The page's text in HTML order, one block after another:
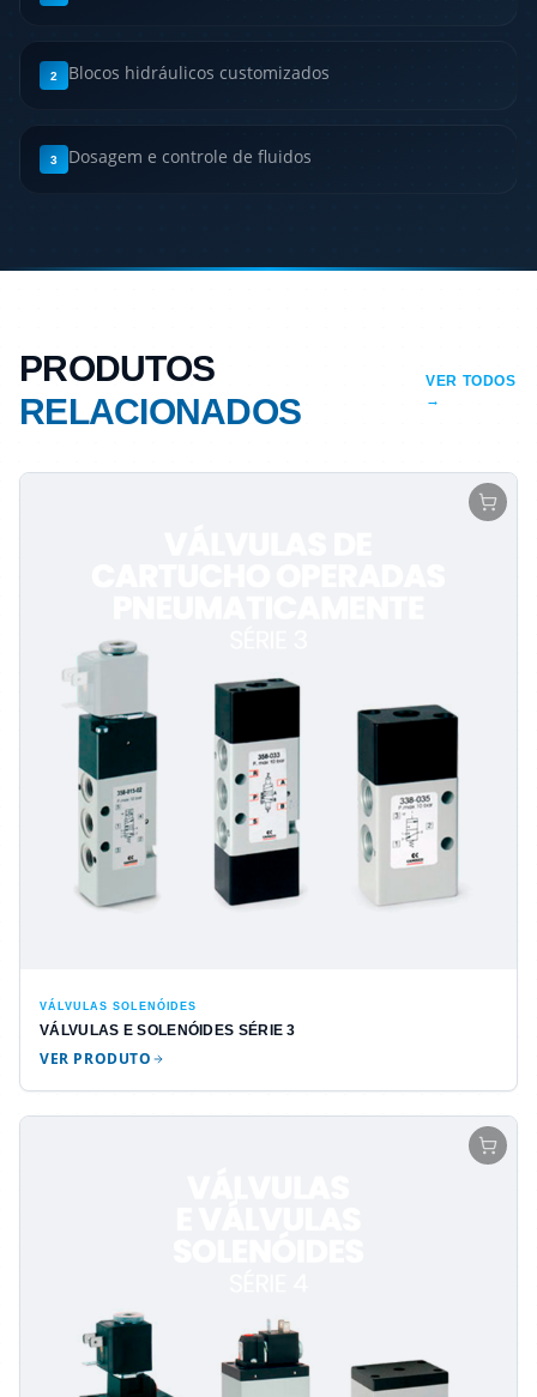
2 Blocos hidráulicos customizados
3 Dosagem e controle de fluidos
PRODUTOS
RELACIONADOS
VER TODOS
→
VÁLVULAS SOLENÓIDES
VÁLVULAS E SOLENÓIDES SÉRIE 3
VER PRODUTO